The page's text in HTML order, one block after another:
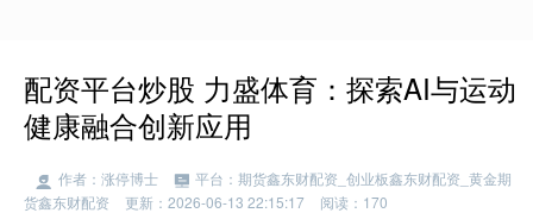
配资平台炒股 力盛体育：探索AI与运动
健康融合创新应用
作者：涨停博士
平台：期货鑫东财配资_创业板鑫东财配资_黄金期
货鑫东财配资
更新：2026-06-13 22:15:17 阅读：170